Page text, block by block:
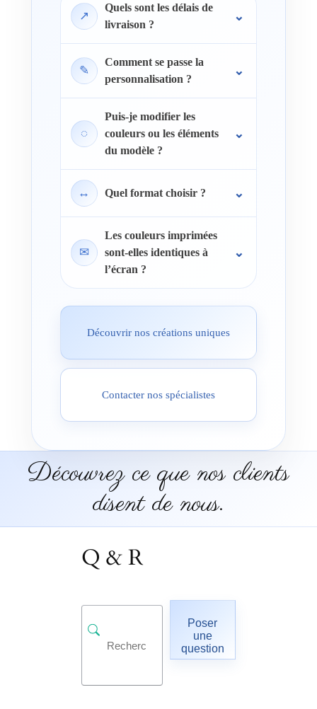
↗
Quels sont les délais de
livraison ?
✎
Comment se passe la
personnalisation ?
◌
Puis-je modifier les
couleurs ou les éléments
du modèle ?
↔ Quel format choisir ?
✉
Les couleurs imprimées
sont-elles identiques à
l’écran ?
Découvrir nos créations uniques
Contacter nos spécialistes
Découvrez ce que nos clients
disent de nous.
Q & R
Poser
une
question